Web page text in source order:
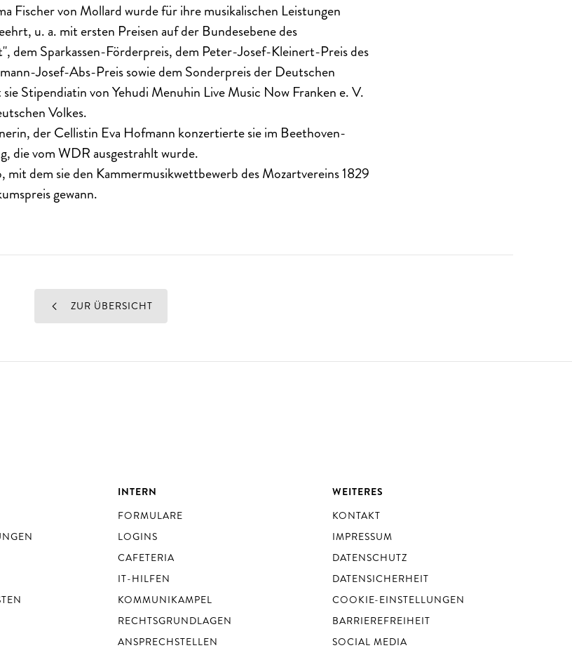
Fischer von Mollard wurde für ihre musikalischen Leistungen
u. a. mit ersten Preisen auf der Bundesebene des
dem Sparkassen-Förderpreis, dem Peter-Josef-Kleinert-Preis des
Josef-Abs-Preis sowie dem Sonderpreis der Deutschen
Stipendiatin von Yehudi Menuhin Live Music Now Franken e. V.
Volkes.
der Cellistin Eva Hofmann konzertierte sie im Beethoven-
die vom WDR ausgestrahlt wurde.
dem sie den Kammermusikwettbewerb des Mozartvereins 1829
gewann.
ZUR ÜBERSICHT
INTERN
FORMULARE
LOGINS
CAFETERIA
IT-HILFEN
KOMMUNIKAMPEL
RECHTSGRUNDLAGEN
ANSPRECHSTELLEN
WEITERES
KONTAKT
IMPRESSUM
DATENSCHUTZ
DATENSICHERHEIT
COOKIE-EINSTELLUNGEN
BARRIEREFREIHEIT
SOCIAL MEDIA